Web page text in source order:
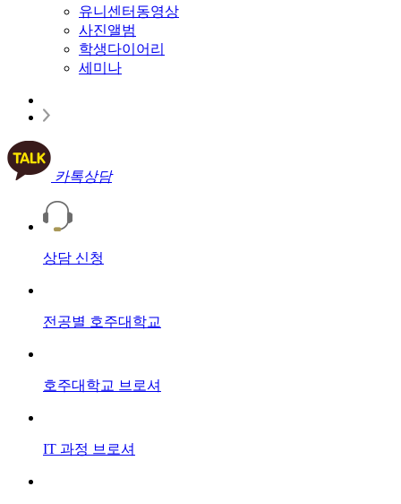
유니센터동영상
사진앨범
학생다이어리
세미나
카톡상담
상담 신청
전공별 호주대학교
호주대학교 브로셔
IT 과정 브로셔